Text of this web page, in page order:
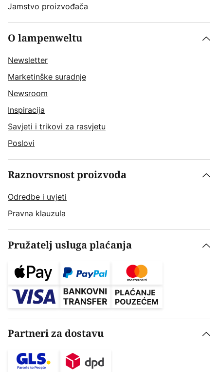
Jamstvo proizvođača
O lampenweltu
Newsletter
Marketinške suradnje
Newsroom
Inspiracija
Savjeti i trikovi za rasvjetu
Poslovi
Raznovrsnost proizvoda
Odredbe i uvjeti
Pravna klauzula
Pružatelj usluga plaćanja
Partneri za dostavu